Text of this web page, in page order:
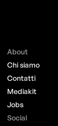
About
Chi siamo
Contatti
Mediakit
Jobs
Social